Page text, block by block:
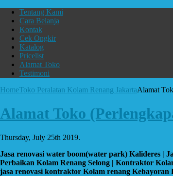
Tentang Kami
Cara Belanja
Kontak
Cek Ongkir
Katalog
Pricelist
Alamat Toko
Testimoni
HomeToko Peralatan Kolam Renang JakartaAlamat
Alamat Toko
Thursday, July 25th 2019.
Jasa renovasi water boom(water park) Kalideres |
Perbaikan Kolam Renang Selong | Kontraktor
jasa renovasi kontraktor Kolam renang Kebayoran